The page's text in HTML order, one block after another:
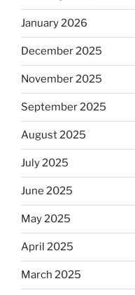
January 2026
December 2025
November 2025
September 2025
August 2025
July 2025
June 2025
May 2025
April 2025
March 2025